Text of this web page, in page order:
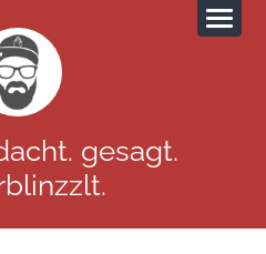
gesagt.